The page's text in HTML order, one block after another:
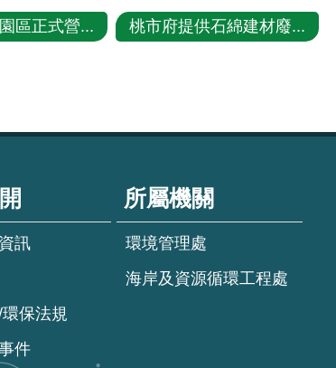
區正式營... 桃市府提供石綿建材廢...
訊
保法規
件
所屬機關
環境管理處
海岸及資源循環工程處